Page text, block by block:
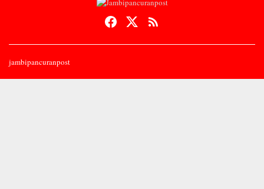
jambipancuranpost